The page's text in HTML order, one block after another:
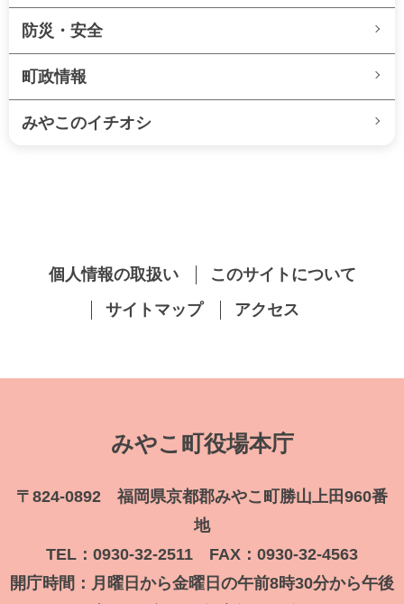
防災・安全
町政情報
みやこのイチオシ
個人情報の取扱い
このサイトについて
サイトマップ
アクセス
みやこ町役場本庁
〒824-0892 福岡県京都郡みやこ町勝山上田960番
地
TEL：0930-32-2511 FAX：0930-32-4563
開庁時間：月曜日から金曜日の午前8時30分から午後